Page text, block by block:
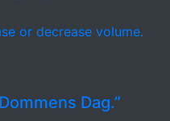
or decrease volume.
Dag.”